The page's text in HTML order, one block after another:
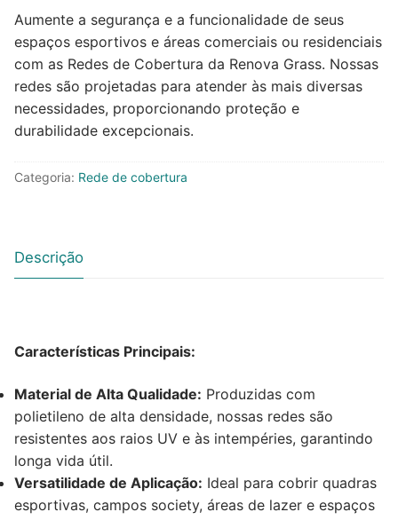
Aumente a segurança e a funcionalidade de seus
espaços esportivos e áreas comerciais ou residenciais
com as Redes de Cobertura da Renova Grass. Nossas
redes são projetadas para atender às mais diversas
necessidades, proporcionando proteção e
durabilidade excepcionais.
Categoria: Rede de cobertura
Descrição
Características Principais:
Material de Alta Qualidade: Produzidas com
polietileno de alta densidade, nossas redes são
resistentes aos raios UV e às intempéries, garantindo
longa vida útil.
Versatilidade de Aplicação: Ideal para cobrir quadras
esportivas, campos society, áreas de lazer e espaços